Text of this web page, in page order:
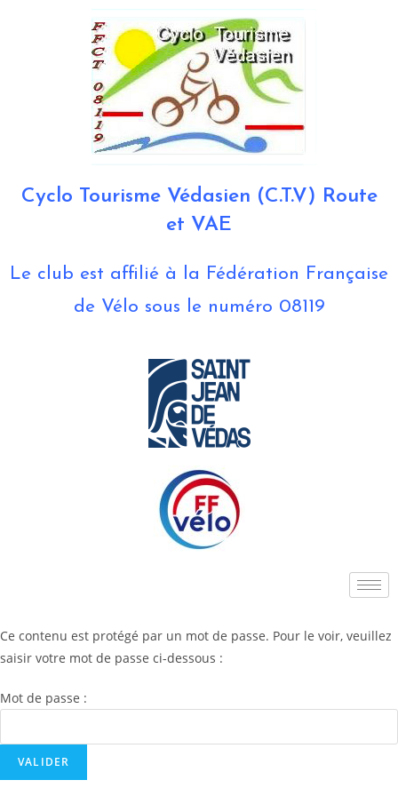
Cyclo Tourisme Védasien (C.T.V) Route
et VAE
Le club est affilié à la Fédération Française
de Vélo sous le numéro 08119
Ce contenu est protégé par un mot de passe. Pour le voir, veuillez
saisir votre mot de passe ci-dessous :
Mot de passe :